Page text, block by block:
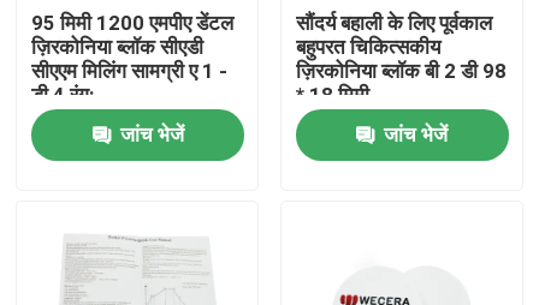
घर
विडियो
95 मिमी 1200 एमपीए डेंटल
ज़िरकोनिया ब्लॉक सीएडी
सीएएम मिलिंग सामग्री ए 1 -
डी 4 रंग:
जांच भेजें
सौंदर्य बहाली के लिए पूर्वकाल
बहुपरत चिकित्सकीय
ज़िरकोनिया ब्लॉक बी 2 डी 98
* 18 मिमी
जांच भेजें